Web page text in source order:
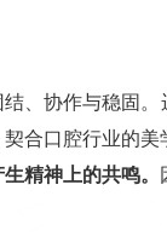
、协作与稳固
合口腔行业的美
精神上的共鸣。